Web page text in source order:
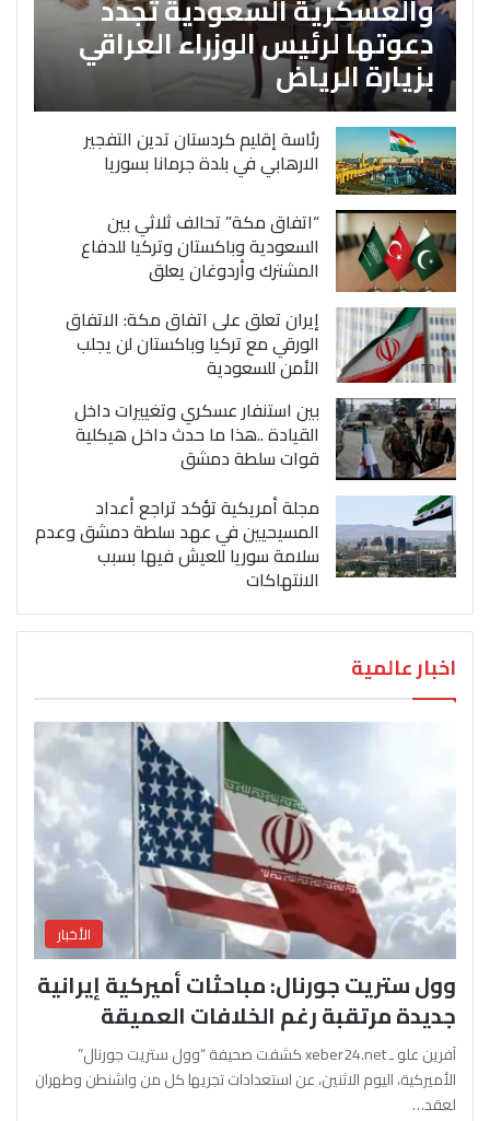
دعوتها لرئيس الوزراء العراقي
بزيارة الرياض
رئاسة إقليم كردستان تدين التفجير
الارهابي في بلدة جرمانا بسوريا
“اتفاق مكة” تحالف ثلاثي بين
السعودية وباكستان وتركيا للدفاع
المشترك وأردوغان يعلق
إيران تعلق على اتفاق مكة: الاتفاق
الورقي مع تركيا وباكستان لن يجلب
الأمن للسعودية
بين استنفار عسكري وتغييرات داخل
القيادة ..هذا ما حدث داخل هيكلية
قوات سلطة دمشق
مجلة أمريكية تؤكد تراجع أعداد
المسيحيين في عهد سلطة دمشق وعدم
سلامة سوريا للعيش فيها بسبب
الانتهاكات
اخبار عالمية
الأخبار
وول ستريت جورنال: مباحثات أميركية إيرانية
جديدة مرتقبة رغم الخلافات العميقة
آفرين علو ـ xeber24.net كشفت صحيفة “وول ستريت جورنال”
الأميركية، اليوم الاثنين، عن استعدادات تجريها كل من واشنطن وطهران
لعقد…